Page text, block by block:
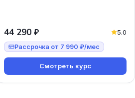
44 290 ₽ 5.0
Рассрочка от 7 990 ₽/мес
Смотреть курс